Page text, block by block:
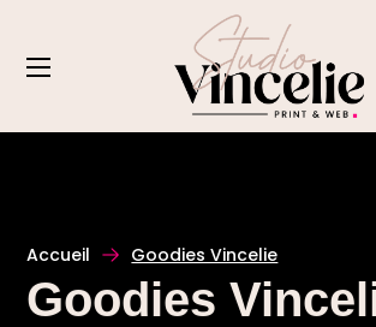
Accueil Goodies Vincelie
Goodies